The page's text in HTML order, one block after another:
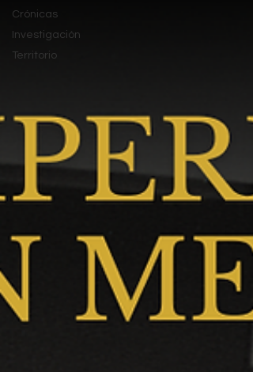
Crónicas
Investigación
Territorio